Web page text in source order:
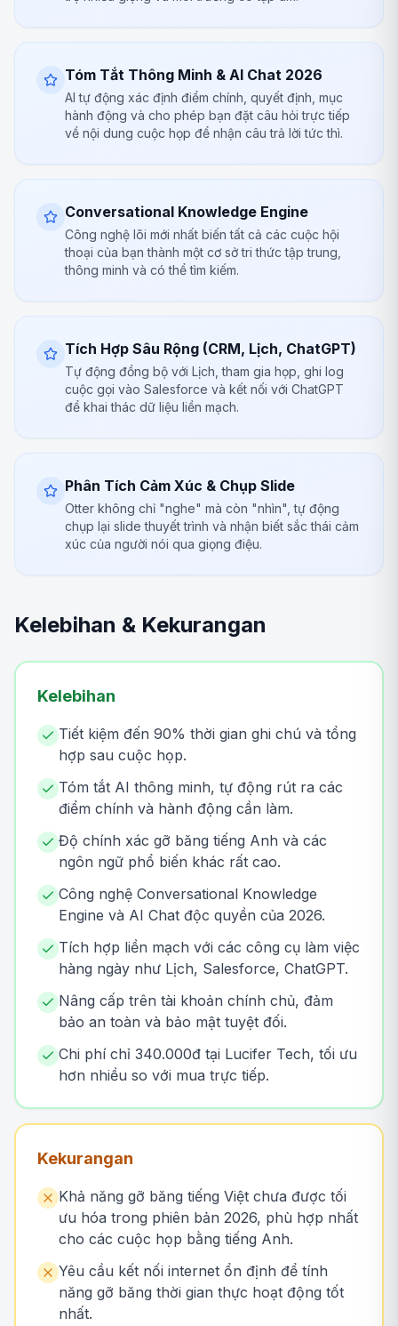
Tóm Tắt Thông Minh & AI Chat 2026
AI tự động xác định điểm chính, quyết định, mục
hành động và cho phép bạn đặt câu hỏi trực tiếp
về nội dung cuộc họp để nhận câu trả lời tức thì.
Conversational Knowledge Engine
Công nghệ lõi mới nhất biến tất cả các cuộc hội
thoại của bạn thành một cơ sở tri thức tập trung,
thông minh và có thể tìm kiếm.
Tích Hợp Sâu Rộng (CRM, Lịch, ChatGPT)
Tự động đồng bộ với Lịch, tham gia họp, ghi log
cuộc gọi vào Salesforce và kết nối với ChatGPT
để khai thác dữ liệu liền mạch.
Phân Tích Cảm Xúc & Chụp Slide
Otter không chỉ "nghe" mà còn "nhìn", tự động
chụp lại slide thuyết trình và nhận biết sắc thái cảm
xúc của người nói qua giọng điệu.
Kelebihan & Kekurangan
Kelebihan
Tiết kiệm đến 90% thời gian ghi chú và tổng
hợp sau cuộc họp.
Tóm tắt AI thông minh, tự động rút ra các
điểm chính và hành động cần làm.
Độ chính xác gỡ băng tiếng Anh và các
ngôn ngữ phổ biến khác rất cao.
Công nghệ Conversational Knowledge
Engine và AI Chat độc quyền của 2026.
Tích hợp liền mạch với các công cụ làm việc
hàng ngày như Lịch, Salesforce, ChatGPT.
Nâng cấp trên tài khoản chính chủ, đảm
bảo an toàn và bảo mật tuyệt đối.
Chi phí chỉ 340.000đ tại Lucifer Tech, tối ưu
hơn nhiều so với mua trực tiếp.
Kekurangan
Khả năng gỡ băng tiếng Việt chưa được tối
ưu hóa trong phiên bản 2026, phù hợp nhất
cho các cuộc họp bằng tiếng Anh.
Yêu cầu kết nối internet ổn định để tính
năng gỡ băng thời gian thực hoạt động tốt
nhất.